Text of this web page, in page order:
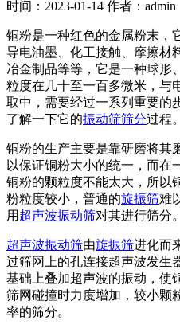
时间：2023-01-14 作者：admin
铜粉是一种红色的金属粉末，
导电油墨、化工接触、摩擦材
冶金制品等等，它是一种球形
粒度在几十至一百多微米，与
取中，需要经过一系列重要的
了解一下它的振动筛筛分过程。
铜粉的生产主要是靠研磨将其
以保证铜粉大小的统一，而在
铜粉的颗粒度不能太大，所以
粉粒度较小，普通的旋振筛难
用 超声波振动筛对其进行筛分。
超声波振动筛由旋振筛进化而
过筛网上的孔连接超声波发生
基础上叠加超声波的振动，使
筛网碰撞时力度增加，较小颗
率的筛分。